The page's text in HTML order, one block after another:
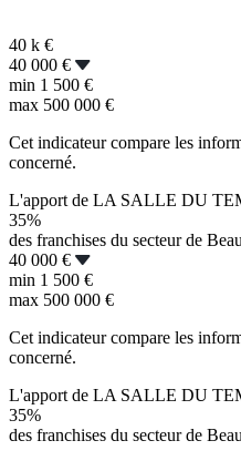
40 k €
40 000 €
min 1 500 €
max 500 000 €
Cet indicateur compare les
concerné.
L'apport de LA SALLE DU
35%
des franchises du secteur de
40 000 €
min 1 500 €
max 500 000 €
Cet indicateur compare les
concerné.
L'apport de LA SALLE DU
35%
des franchises du secteur de